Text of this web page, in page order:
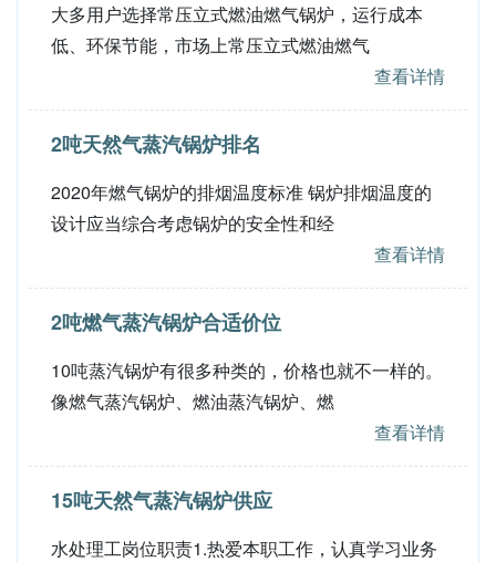
大多用户选择常压立式燃油燃气锅炉，运行成本
低、环保节能，市场上常压立式燃油燃气
查看详情
2吨天然气蒸汽锅炉排名
2020年燃气锅炉的排烟温度标准 锅炉排烟温度的
设计应当综合考虑锅炉的安全性和经
查看详情
2吨燃气蒸汽锅炉合适价位
10吨蒸汽锅炉有很多种类的，价格也就不一样的。
像燃气蒸汽锅炉、燃油蒸汽锅炉、燃
查看详情
15吨天然气蒸汽锅炉供应
水处理工岗位职责1.热爱本职工作，认真学习业务